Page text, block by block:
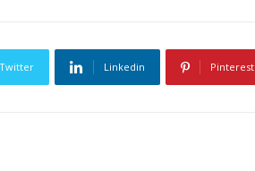
Twitter Linkedin Pinterest